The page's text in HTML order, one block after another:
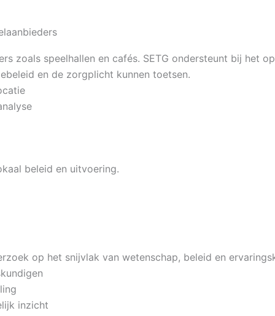
zoals speelhallen en cafés. SETG ondersteunt bij het
en de zorgplicht kunnen toetsen.
beleid en uitvoering.
op het snijvlak van wetenschap, beleid en
inzicht